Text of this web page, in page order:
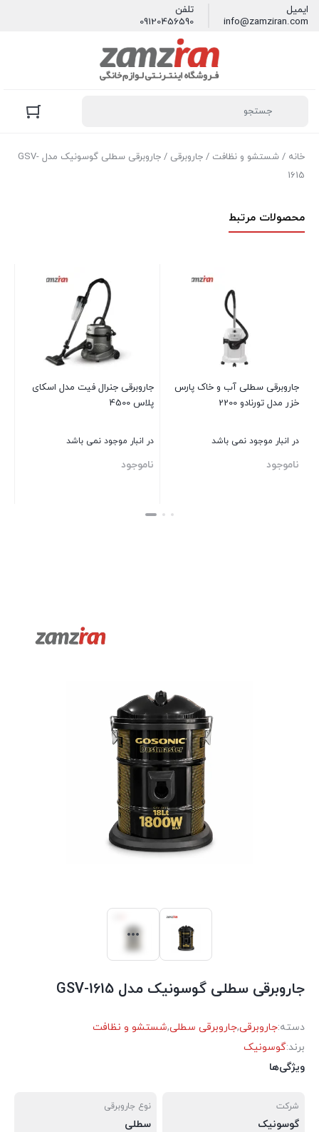
ایمیل
info@zamziran.com
تلفن
09120456590
خانه / شستشو و نظافت / جاروبرقی
/ جاروبرقی سطلی گوسونیک مدل GSV-
1615
محصولات مرتبط
جاروبرقی سطلی آب و خاک پارس
خزر مدل تورنادو 2200
در انبار موجود نمی باشد
ناموجود
جاروبرقی جنرال فيت مدل اسكای
پلاس 4500
در انبار موجود نمی باشد
ناموجود
بستن
جاروبرقی سطلی گوسونیک مدل GSV-1615
دسته:جاروبرقی,جاروبرقی سطلی,شستشو و نظافت
برند:گوسونیک
ویژگی‌ها
شرکت
گوسونیک
نوع جاروبرقی
سطلی